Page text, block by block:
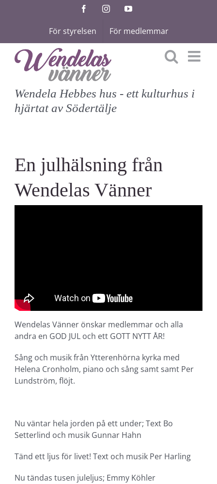
FacebookInstagramYouTube
För styrelsen För medlemmar
Wendela Hebbes hus - ett kulturhus i
hjärtat av Södertälje
En julhälsning från
Wendelas Vänner
Wendelas Vänner önskar medlemmar och alla
andra en GOD JUL och ett GOTT NYTT ÅR!
Sång och musik från Ytterenhörna kyrka med
Helena Cronholm, piano och sång samt samt Per
Lundström, flöjt.
Nu väntar hela jorden på ett under; Text Bo
Setterlind och musik Gunnar Hahn
Tänd ett ljus för livet! Text och musik Per Harling
Nu tändas tusen juleljus; Emmy Köhler